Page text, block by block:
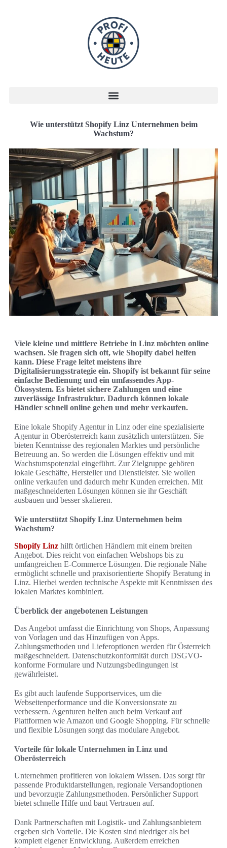
Wie unterstützt Shopify Linz Unternehmen beim
Wachstum?
Viele kleine und mittlere Betriebe in Linz möchten online
wachsen. Sie fragen sich oft, wie Shopify dabei helfen
kann. Diese Frage leitet meistens ihre
Digitalisierungsstrategie ein. Shopify ist bekannt für seine
einfache Bedienung und ein umfassendes App-
Ökosystem. Es bietet sichere Zahlungen und eine
zuverlässige Infrastruktur. Dadurch können lokale
Händler schnell online gehen und mehr verkaufen.
Eine lokale Shopify Agentur in Linz oder eine spezialisierte
Agentur in Oberösterreich kann zusätzlich unterstützen. Sie
bieten Kenntnisse des regionalen Marktes und persönliche
Betreuung an. So werden die Lösungen effektiv und mit
Wachstumspotenzial eingeführt. Zur Zielgruppe gehören
lokale Geschäfte, Hersteller und Dienstleister. Sie wollen
online verkaufen und dadurch mehr Kunden erreichen. Mit
maßgeschneiderten Lösungen können sie ihr Geschäft
ausbauen und besser skalieren.
Wie unterstützt Shopify Linz Unternehmen beim
Wachstum?
Shopify Linz hilft örtlichen Händlern mit einem breiten
Angebot. Dies reicht von einfachen Webshops bis zu
umfangreichen E-Commerce Lösungen. Die regionale Nähe
ermöglicht schnelle und praxisorientierte Shopify Beratung in
Linz. Hierbei werden technische Aspekte mit Kenntnissen des
lokalen Marktes kombiniert.
Überblick der angebotenen Leistungen
Das Angebot umfasst die Einrichtung von Shops, Anpassung
von Vorlagen und das Hinzufügen von Apps.
Zahlungsmethoden und Lieferoptionen werden für Österreich
maßgeschneidert. Datenschutzkonformität durch DSGVO-
konforme Formulare und Nutzungsbedingungen ist
gewährleistet.
Es gibt auch laufende Supportservices, um die
Webseitenperformance und die Konversionsrate zu
verbessern. Agenturen helfen auch beim Verkauf auf
Plattformen wie Amazon und Google Shopping. Für schnelle
und flexible Lösungen sorgt das modulare Angebot.
Vorteile für lokale Unternehmen in Linz und
Oberösterreich
Unternehmen profitieren von lokalem Wissen. Das sorgt für
passende Produktdarstellungen, regionale Versandoptionen
und bevorzugte Zahlungsmethoden. Persönlicher Support
bietet schnelle Hilfe und baut Vertrauen auf.
Dank Partnerschaften mit Logistik- und Zahlungsanbietern
ergeben sich Vorteile. Die Kosten sind niedriger als bei
komplett eigener Entwicklung. Außerdem erreichen